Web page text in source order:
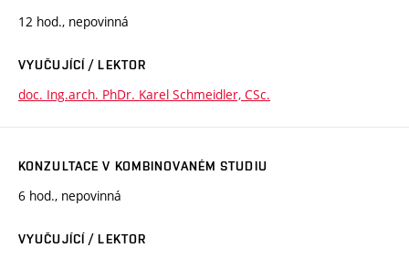
12 hod., nepovinná
VYUČUJÍCÍ / LEKTOR
doc. Ing.arch. PhDr. Karel Schmeidler, CSc.
KONZULTACE V KOMBINOVANÉM STUDIU
6 hod., nepovinná
VYUČUJÍCÍ / LEKTOR